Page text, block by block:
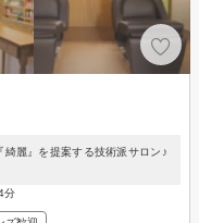
綺麗』を提案する技術派サロン♪
分